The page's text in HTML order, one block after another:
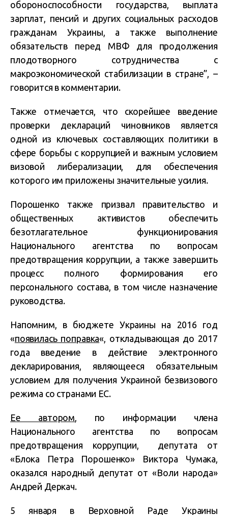
обороноспособности государства, выплата
зарплат, пенсий и других социальных расходов
гражданам Украины, а также выполнение
обязательств перед МВФ для продолжения
плодотворного сотрудничества с
макроэкономической стабилизации в стране”, –
говорится в комментарии.
Также отмечается, что скорейшее введение
проверки деклараций чиновников является
одной из ключевых составляющих политики в
сфере борьбы с коррупцией и важным условием
визовой либерализации, для обеспечения
которого им приложены значительные усилия.
Порошенко также призвал правительство и
общественных активистов обеспечить
безотлагательное функционирования
Национального агентства по вопросам
предотвращения коррупции, а также завершить
процесс полного формирования его
персонального состава, в том числе назначение
руководства.
Напомним, в бюджете Украины на 2016 год
«появилась поправка«, откладывающая до 2017
года введение в действие электронного
декларирования, являющееся обязательным
условием для получения Украиной безвизового
режима со странами ЕС.
Ее автором, по информации члена
Национального агентства по вопросам
предотвращения коррупции, депутата от
«Блока Петра Порошенко» Виктора Чумака,
оказался народный депутат от «Воли народа»
Андрей Деркач.
5 января в Верховной Раде Украины